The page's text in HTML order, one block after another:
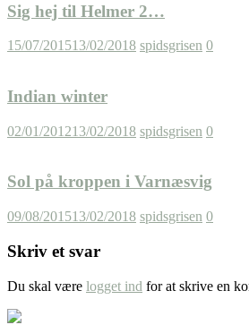
Sig hej til Helmer 2…
15/07/201513/02/2018 spidsgrisen 0
Indian winter
02/01/201213/02/2018 spidsgrisen 0
Sol på kroppen i Varnæsvig
09/08/201513/02/2018 spidsgrisen 0
Skriv et svar
Du skal være logget ind for at skrive en